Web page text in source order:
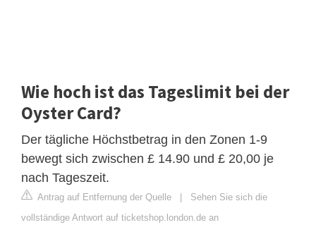
Wie hoch ist das Tageslimit bei der
Oyster Card?
Der tägliche Höchstbetrag in den Zonen 1-9
bewegt sich zwischen £ 14.90 und £ 20,00 je
nach Tageszeit.
Antrag auf Entfernung der Quelle
Sehen Sie sich die
vollständige Antwort auf ticketshop.london.de an